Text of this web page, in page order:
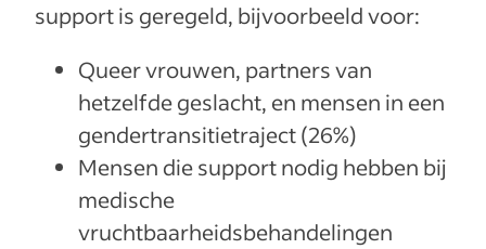
support is geregeld, bijvoorbeeld voor:
Queer vrouwen, partners van
hetzelfde geslacht, en mensen in een
gendertransitietraject (26%)
Mensen die support nodig hebben bij
medische
vruchtbaarheidsbehandelingen